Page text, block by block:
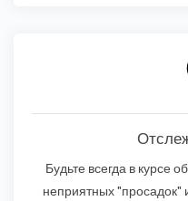
Будьте всегда в курсе
неприятных "просадок"